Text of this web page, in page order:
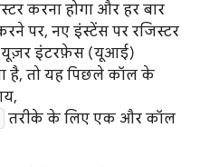
करना होगा और हर बार
पर, नए इंस्टेंस पर रजिस्टर
यूज़र इंटरफ़ेस (यूआई)
है, तो यह पिछले कॉल के
तरीके के लिए एक और कॉल